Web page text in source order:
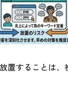
置することは、